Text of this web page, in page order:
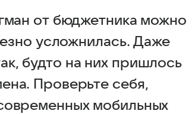
от бюджетника можно
усложнилась. Даже
будто на них пришлось
Проверьте себя,
мобильных